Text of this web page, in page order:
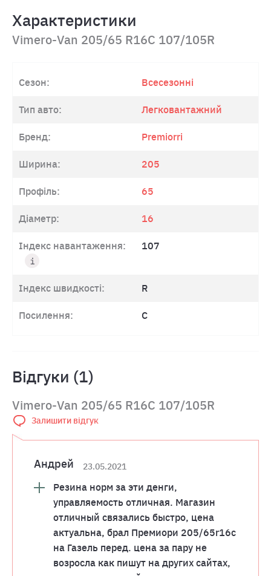
Характеристики
Vimero-Van 205/65 R16C 107/105R
Сезон: Всесезонні
Тип авто: Легковантажний
Бренд: Premiorri
Ширина: 205
Профіль: 65
Діаметр: 16
Індекс навантаження: 107
Індекс швидкості: R
Посилення: C
Відгуки (1)
Vimero-Van 205/65 R16C 107/105R
Залишити відгук
Андрей 23.05.2021
Резина норм за эти денги,
управляемость отличная. Магазин
отличный связались быстро, цена
актуальна, брал Премиори 205/65r16c
на Газель перед. цена за пару не
возросла как пишут на других сайтах,